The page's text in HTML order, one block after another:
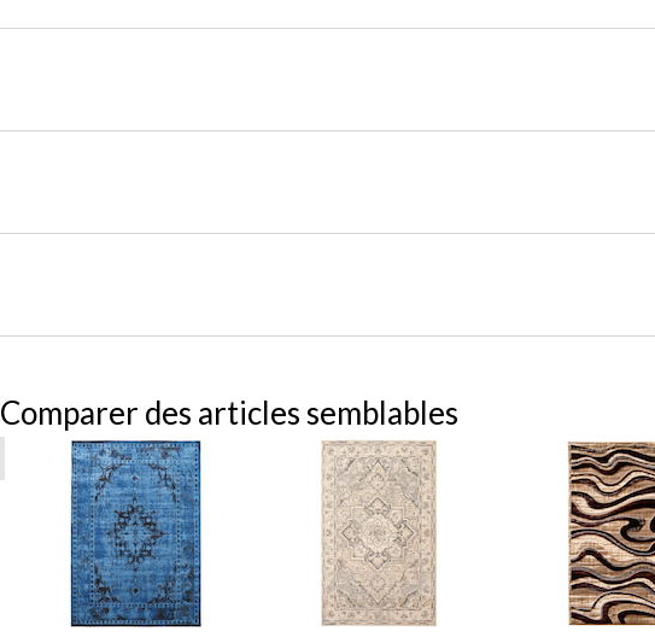
Comparer des articles semblables